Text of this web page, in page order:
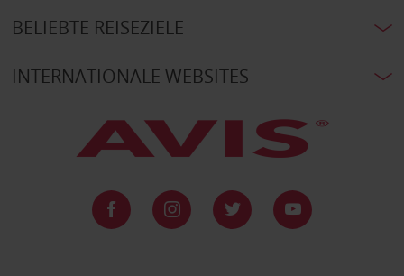
BELIEBTE REISEZIELE
INTERNATIONALE WEBSITES